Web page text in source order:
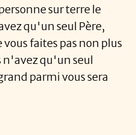
sur terre le
qu'un seul Père,
vous faites pas non plus
n'avez qu'un seul
parmi vous sera